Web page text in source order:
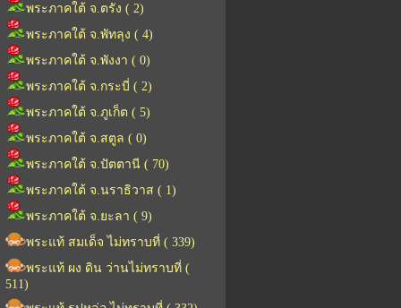
พระภาคใต้ จ.ตรัง ( 2)
พระภาคใต้ จ.พัทลุง ( 4)
พระภาคใต้ จ.พังงา ( 0)
พระภาคใต้ จ.กระบี่ ( 2)
พระภาคใต้ จ.ภูเก็ต ( 5)
พระภาคใต้ จ.สตูล ( 0)
พระภาคใต้ จ.ปัตตานี ( 70)
พระภาคใต้ จ.นราธิวาส ( 1)
พระภาคใต้ จ.ยะลา ( 9)
พระแท้ สมเด็จ ไม่ทราบที่ ( 339)
พระแท้ ผง ดิน ว่านไม่ทราบที่ (
511)